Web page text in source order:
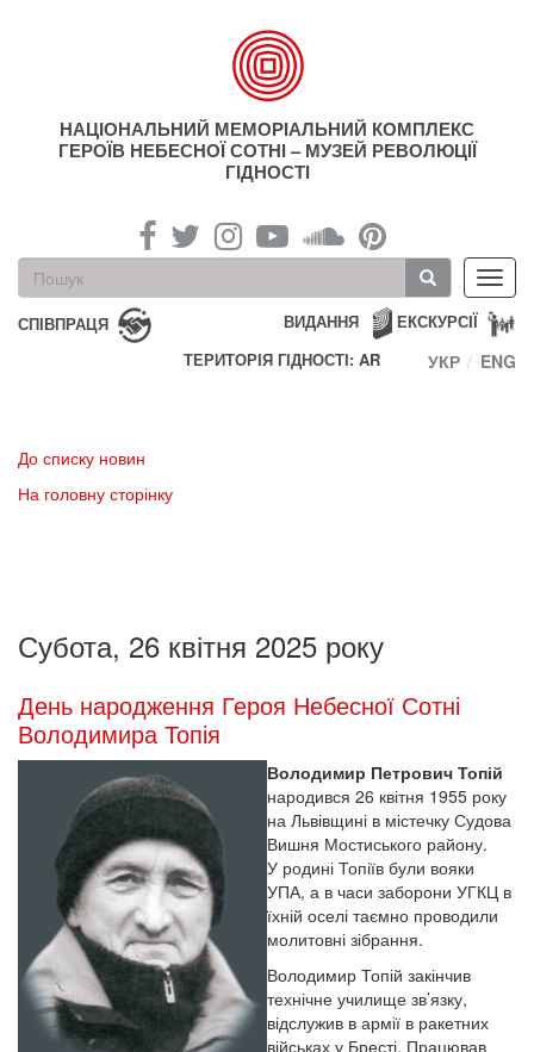
НАЦІОНАЛЬНИЙ МЕМОРІАЛЬНИЙ КОМПЛЕКС
ГЕРОЇВ НЕБЕСНОЇ СОТНІ – МУЗЕЙ РЕВОЛЮЦІЇ
ГІДНОСТІ
Пошукова
форма
Пошук
СПІВПРАЦЯ ЕКСКУРСІЇ
ВИДАННЯ
ТЕРИТОРІЯ ГІДНОСТІ: AR
УКР ENG
До списку новин
На головну сторінку
Субота, 26 квітня 2025 року
День народження Героя Небесної Сотні
Володимира Топія
Володимир Петрович Топій
народився 26 квітня 1955 року
на Львівщині в містечку Судова
Вишня Мостиського району.
У родині Топіїв були вояки
УПА, а в часи заборони УГКЦ в
їхній оселі таємно проводили
молитовні зібрання.
Володимир Топій закінчив
технічне училище зв’язку,
відслужив в армії в ракетних
військах у Бресті. Працював